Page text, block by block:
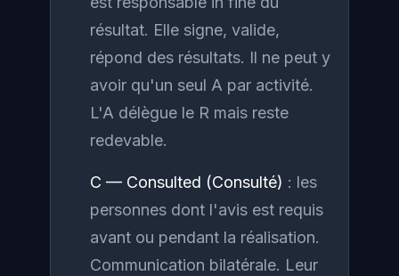
résultat. Elle signe, valide,
répond des résultats. Il ne peut y
avoir qu'un seul A par activité.
L'A délègue le R mais reste
redevable.
C — Consulted (Consulté) : les
personnes dont l'avis est requis
avant ou pendant la réalisation.
Communication bilatérale. Leur